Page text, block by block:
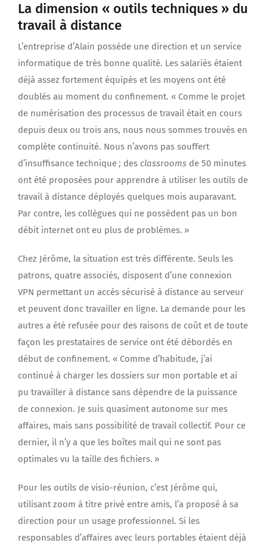
La dimension « outils techniques » du
travail à distance
L’entreprise d’Alain possède une direction et un service
informatique de très bonne qualité. Les salariés étaient
déjà assez fortement équipés et les moyens ont été
doublés au moment du confinement. « Comme le projet
de numérisation des processus de travail était en cours
depuis deux ou trois ans, nous nous sommes trouvés en
complète continuité. Nous n’avons pas souffert
d’insuffisance technique ; des classrooms de 50 minutes
ont été proposées pour apprendre à utiliser les outils de
travail à distance déployés quelques mois auparavant.
Par contre, les collègues qui ne possèdent pas un bon
débit internet ont eu plus de problèmes. »
Chez Jérôme, la situation est très différente. Seuls les
patrons, quatre associés, disposent d’une connexion
VPN permettant un accès sécurisé à distance au serveur
et peuvent donc travailler en ligne. La demande pour les
autres a été refusée pour des raisons de coût et de toute
façon les prestataires de service ont été débordés en
début de confinement. « Comme d’habitude, j’ai
continué à charger les dossiers sur mon portable et ai
pu travailler à distance sans dépendre de la puissance
de connexion. Je suis quasiment autonome sur mes
affaires, mais sans possibilité de travail collectif. Pour ce
dernier, il n’y a que les boîtes mail qui ne sont pas
optimales vu la taille des fichiers. »
Pour les outils de visio-réunion, c’est Jérôme qui,
utilisant zoom à titre privé entre amis, l’a proposé à sa
direction pour un usage professionnel. Si les
responsables d’affaires avec leurs portables étaient déjà